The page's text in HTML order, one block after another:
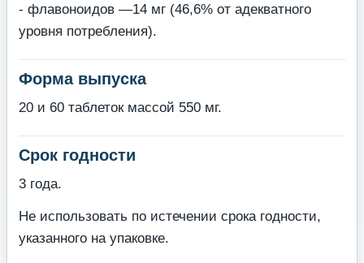
- флавоноидов —14 мг (46,6% от адекватного
уровня потребления).
Форма выпуска
20 и 60 таблеток массой 550 мг.
Срок годности
3 года.
Не использовать по истечении срока годности,
указанного на упаковке.